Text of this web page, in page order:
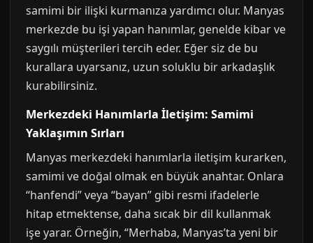
samimi bir ilişki kurmanıza yardımcı olur. Manyas
merkezde bu işi yapan hanımlar, genelde kibar ve
saygılı müşterileri tercih eder. Eğer siz de bu
kurallara uyarsanız, uzun soluklu bir arkadaşlık
kurabilirsiniz.
Merkezdeki Hanımlarla İletişim: Samimi
Yaklaşımın Sırları
Manyas merkezdeki hanımlarla iletişim kurarken,
samimi ve doğal olmak en büyük anahtar. Onlara
“hanfendi” veya “bayan” gibi resmi ifadelerle
hitap etmektense, daha sıcak bir dil kullanmak
işe yarar. Örneğin, “Merhaba, Manyas’ta yeni bir